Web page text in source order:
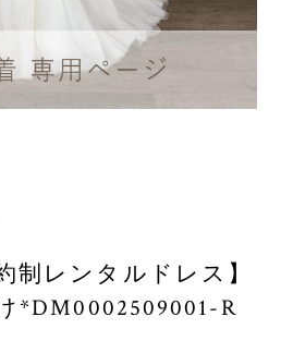
制レンタルドレス】
*DM0002509001-R